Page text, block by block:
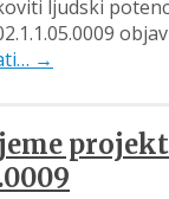
ljudski
→